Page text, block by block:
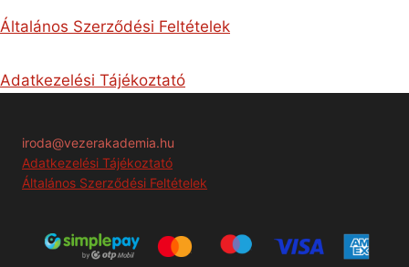
Általános Szerződési Feltételek
Adatkezelési Tájékoztató
iroda@vezerakademia.hu
Adatkezelési Tájékoztató
Általános Szerződési Feltételek